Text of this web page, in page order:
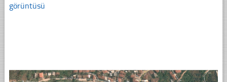
görüntüsü